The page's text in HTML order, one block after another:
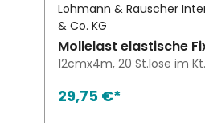
Lohmann & Rauscher
& Co. KG
Mollelast elastische
12cmx4m, 20 St.lose im Kt.
29,75 €*